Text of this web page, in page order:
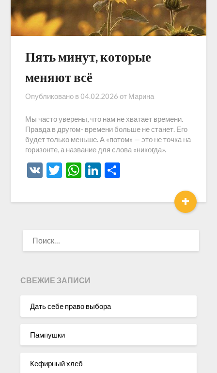
Пять минут, которые
меняют всё
Опубликовано в 04.02.2026 от Марина
Мы часто уверены, что нам не хватает времени.
Правда в другом- времени больше не станет. Его
будет только меньше. А «потом» — это не точка на
горизонте, а название для слова «никогда».
VK Twitter
WhatsApp
LinkedIn
+
СВЕЖИЕ ЗАПИСИ
Дать себе право выбора
Пампушки
Кефирный хлеб